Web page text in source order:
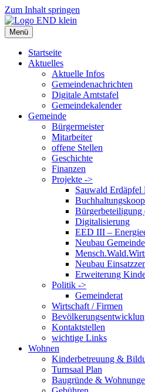
Zum Inhalt springen
Menü
Startseite
Aktuelles
Aktuelle Infos
Gemeindenachrichten
Digitale Amtstafel
Gemeindekalender
Gemeinde
Bürgermeister
Mitarbeiter
offene Stellen
Geschichte
Finanzen
Projekte ->
Sauwald
Bürgerbeteiligung
Digitalisierung
EED III –
Neubau
Neubau
Erweiterung
Politik ->
Gemeinderat
Wirtschaft / Firmen
Kontaktstellen
wichtige Links
Wohnen
Kinderbetreuung &
Turnsaal Plan
Baugründe &